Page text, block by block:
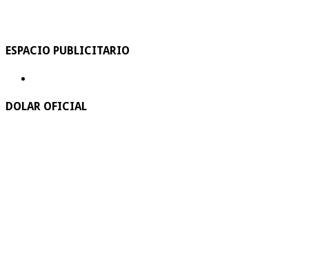
ESPACIO PUBLICITARIO
DOLAR OFICIAL